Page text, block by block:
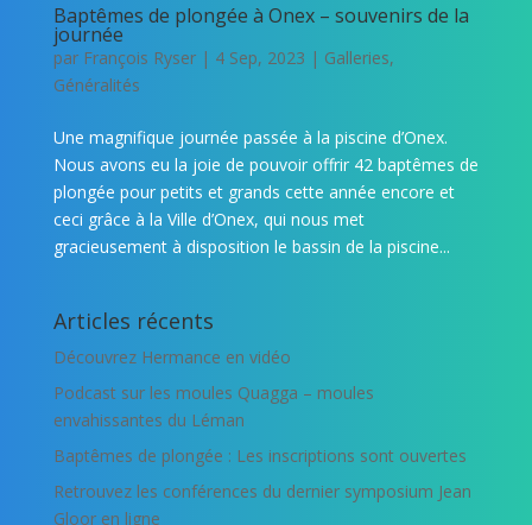
Baptêmes de plongée à Onex – souvenirs de la
journée
par François Ryser| 4 Sep, 2023 | Galleries,
Généralités
Une magnifique journée passée à la piscine d’Onex.
Nous avons eu la joie de pouvoir offrir 42 baptêmes de
plongée pour petits et grands cette année encore et
ceci grâce à la Ville d’Onex, qui nous met
gracieusement à disposition le bassin de la piscine...
Articles récents
Découvrez Hermance en vidéo
Podcast sur les moules Quagga – moules
envahissantes du Léman
Baptêmes de plongée : Les inscriptions sont ouvertes
Retrouvez les conférences du dernier symposium Jean
Gloor en ligne